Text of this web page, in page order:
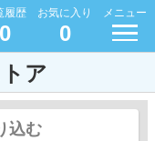
履歴
0
お気に入り
0
メニュー
ア
込む